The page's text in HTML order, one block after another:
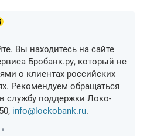
Вы находитесь на сайте
Бробанк.ру, который не
о клиентах российских
Рекомендуем обращаться
службу поддержки Локо-
info@lockobank.ru.